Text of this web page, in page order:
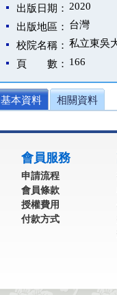
出版日期： 2020
出版地區： 台灣
校院名稱： 私立東吳
頁 數： 166
基本資料 相關資料
會員服務
申請流程
會員條款
授權費用
付款方式